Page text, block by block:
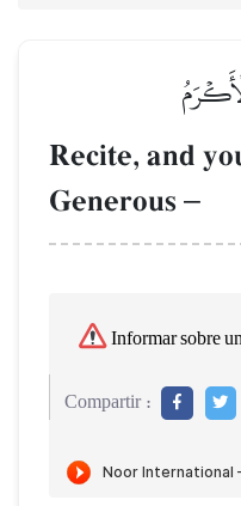
Recite, and
Generous –
Informar sobre
Compartir :